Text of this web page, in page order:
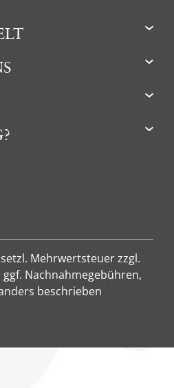
Mehrwertsteuer zzgl.
Nachnahmegebühren,
beschrieben